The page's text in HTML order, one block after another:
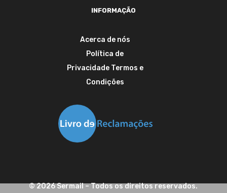
INFORMAÇÃO
Acerca de nós
Política de
Privacidade Termos e
Condições
©2026Sermail– Todos os direitos reservados.